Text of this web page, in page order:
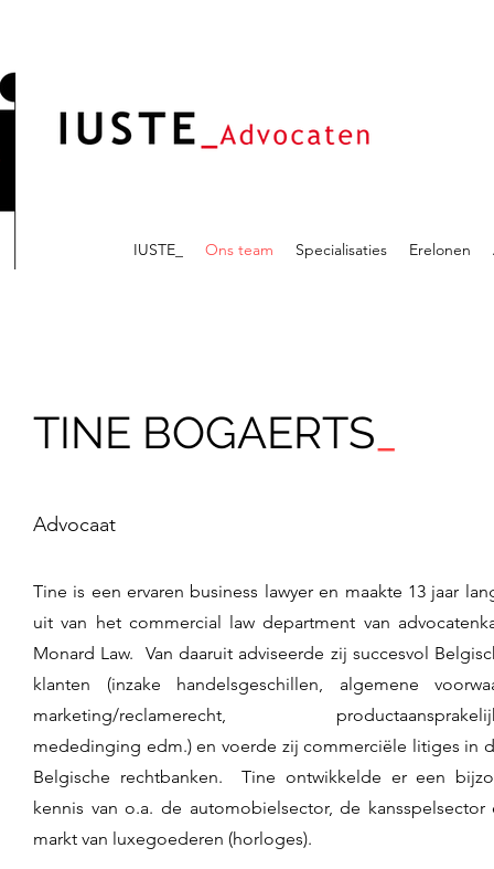
IUSTE_ Ons team Specialisaties Erelonen
TINE BOGAERTS
Advocaat
Tine is een ervaren business lawyer en maakte 13 jaar
uit van het commercial law department van
Monard Law. Van daaruit adviseerde zij succesvol
klanten (inzake handelsgeschillen, algemene
marketing/reclamerecht,
mededinging edm.) en voerde zij commerciële litiges in
Belgische rechtbanken. Tine ontwikkelde er een
kennis van o.a. de automobielsector, de kansspelsector
markt van luxegoederen (horloges).